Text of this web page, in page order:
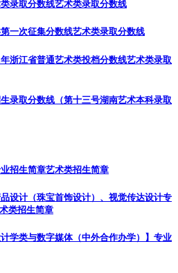
录取分数线艺术类录取分数线
一次征集分数线艺术类录取分数线
浙江省普通艺术类投档分数线艺术类录取
录取分数线（第十三号湖南艺术本科录取
招生简章艺术类招生简章
设计（珠宝首饰设计）、视觉传达设计专
类招生简章
学类与数字媒体（中外合作办学）】专业